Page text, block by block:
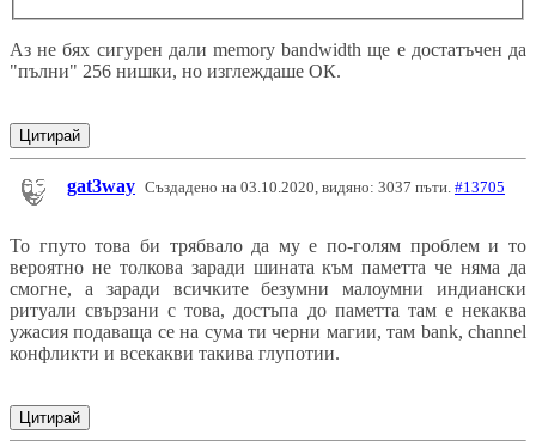
Аз не бях сигурен дали memory bandwidth ще е достатъчен да
"пълни" 256 нишки, но изглеждаше ОК.
Цитирай
gat3way Създадено на 03.10.2020, видяно: 3037 пъти. #13705
То гпуто това би трябвало да му е по-голям проблем и то
вероятно не толкова заради шината към паметта че няма да
смогне, а заради всичките безумни малоумни индиански
ритуали свързани с това, достъпа до паметта там е некаква
ужасия подаваща се на сума ти черни магии, там bank, channel
конфликти и всекакви такива глупотии.
Цитирай